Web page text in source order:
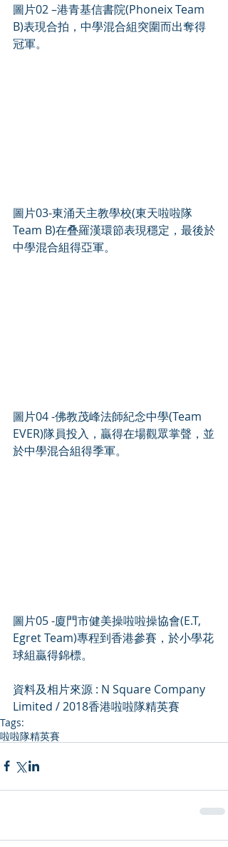
圖片02 –港青基信書院(Phoneix Team
B)表現合拍，中學混合組突圍而出奪得
冠軍。
圖片03-東涌天主教學校(東天啦啦隊
Team B)在叠羅漢環節表現穩定，最後於
中學混合組得亞軍。
圖片04 -佛教茂峰法師紀念中學(Team
EVER)隊員投入，贏得在場觀眾掌聲，並
於中學混合組得季軍。
圖片05 -廈門市健美操啦啦操協會(E.T,
Egret Team)專程到香港參賽，於小學花
球組贏得錦標。
資料及相片來源 : N Square Company
Limited / 2018香港啦啦隊精英賽
Tags:
啦啦隊精英賽